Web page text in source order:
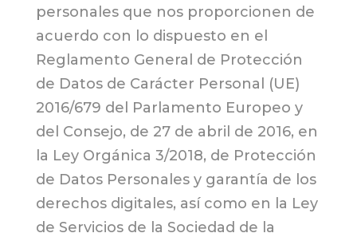
personales que nos proporcionen de
acuerdo con lo dispuesto en el
Reglamento General de Protección
de Datos de Carácter Personal (UE)
2016/679 del Parlamento Europeo y
del Consejo, de 27 de abril de 2016, en
la Ley Orgánica 3/2018, de Protección
de Datos Personales y garantía de los
derechos digitales, así como en la Ley
de Servicios de la Sociedad de la